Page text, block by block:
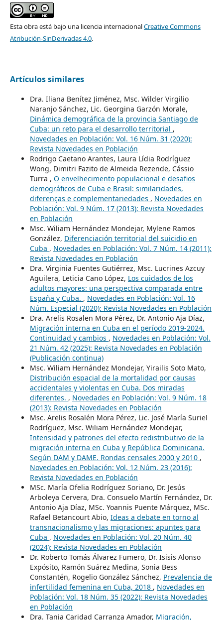
Esta obra está bajo una licencia internacionalCreative Commons
Atribución-SinDerivadas 4.0.
Artículos similares
Dra. Iliana Benítez Jiménez, Msc. Wilder Virgilio
Naranjo Sánchez, Lic. Georgina Garzón Morale,
Dinámica demográfica de la provincia Santiago de
Cuba: un reto para el desarrollo territorial ,
Novedades en Población: Vol. 16 Núm. 31 (2020):
Revista Novedades en Población
Rodrigo Caetano Arantes, Laura Lídia Rodríguez
Wong, Dimitri Fazito de Almeida Rezende, Cássio
Turra , O envelhecimento populacional e desafios
demográficos de Cuba e Brasil: similaridades,
diferenças e complementariedades , Novedades en
Población: Vol. 9 Núm. 17 (2013): Revista Novedades
en Población
Msc. Wiliam Hernández Mondejar, Mylene Ramos
González, Diferenciación territorial del suicidio en
Cuba , Novedades en Población: Vol. 7 Núm. 14 (2011):
Revista Novedades en Población
Dra. Virginia Fuentes Gutiérrez, Msc. Lucrines Azcuy
Aguilera, Leticia Cano López, Los cuidados de los
adultos mayores: una perspectiva comparada entre
España y Cuba. , Novedades en Población: Vol. 16
Núm. Especial (2020): Revista Novedades en Población
Dra. Arelis Rosalen Mora Pérez, Dr. Antonio Aja Díaz,
Migración interna en Cuba en el período 2019-2024.
Continuidad y cambios , Novedades en Población: Vol.
21 Núm. 42 (2025): Revista Novedades en Población
(Publicación continua)
Msc. Wiliam Hernández Mondejar, Yirailis Soto Mato,
Distribución espacial de la mortalidad por causas
accidentales y violentas en Cuba. Dos miradas
diferentes. , Novedades en Población: Vol. 9 Núm. 18
(2013): Revista Novedades en Población
Msc. Arelis Rosalén Mora Pérez, Lic. José María Suriel
Rodríguez, Msc. Wiliam Hernández Mondejar,
Intensidad y patrones del efecto redistributivo de la
migración interna en Cuba y República Dominicana.
Según DAM y DAME. Rondas censales 2000 y 2010 ,
Novedades en Población: Vol. 12 Núm. 23 (2016):
Revista Novedades en Población
MSc. María Ofelia Rodríguez Soriano, Dr. Jesús
Arboleya Cervera, Dra. Consuelo Martín Fernández, Dr.
Antonio Aja Díaz, MSc. Yoannis Puente Márquez, MSc.
Rafael Betancourt Abio, Ideas a debate en torno al
transnacionalismo y las migraciones: apuntes para
Cuba , Novedades en Población: Vol. 20 Núm. 40
(2024): Revista Novedades en Población
Dr. Roberto Tomás Álvarez Fumero, Dr. Isisis Alonso
Expósito, Ramón Suárez Medina, Sonia Bess
Constantén, Rogelio González Sánchez, Prevalencia de
infertilidad femenina en Cuba, 2018 , Novedades en
Población: Vol. 18 Núm. 35 (2022): Revista Novedades
en Población
Dra. Tania Caridad Carranza Amador, Migración,